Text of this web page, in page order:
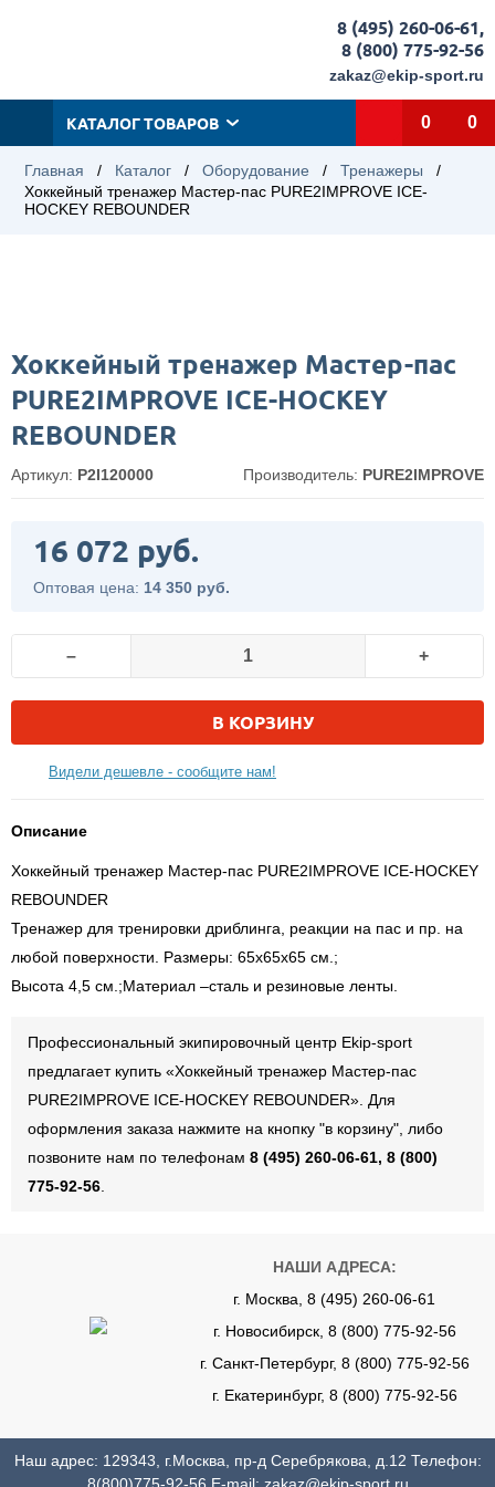
8 (495) 260-06-61,
8 (800) 775-92-56
zakaz@ekip-sport.ru
КАТАЛОГ ТОВАРОВ 0 0
Главная / Каталог / Оборудование / Тренажеры
/
Хоккейный тренажер Мастер-пас PURE2IMPROVE ICE-
HOCKEY REBOUNDER
Хоккейный тренажер Мастер-пас
PURE2IMPROVE ICE-HOCKEY
REBOUNDER
Артикул: P2I120000 Производитель: PURE2IMPROVE
16 072 руб.
Оптовая цена: 14 350 руб.
– +
В КОРЗИНУ
Видели дешевле - сообщите нам!
Описание
Хоккейный тренажер Мастер-пас PURE2IMPROVE ICE-HOCKEY
REBOUNDER
Тренажер для тренировки дриблинга, реакции на пас и пр. на
любой поверхности. Размеры: 65х65х65 см.;
Высота 4,5 см.;Материал –сталь и резиновые ленты.
Профессиональный экипировочный центр Ekip-sport
предлагает купить «Хоккейный тренажер Мастер-пас
PURE2IMPROVE ICE-HOCKEY REBOUNDER». Для
оформления заказа нажмите на кнопку "в корзину", либо
позвоните нам по телефонам 8 (495) 260-06-61, 8 (800)
775-92-56
НАШИ АДРЕСА:
г. Москва, 8 (495) 260-06-61
г. Новосибирск, 8 (800) 775-92-56
г. Санкт-Петербург, 8 (800) 775-92-56
г. Екатеринбург, 8 (800) 775-92-56
Наш адрес: 129343, г.Москва, пр-д Серебрякова, д.12 Телефон:
8(800)775-92-56 E-mail: zakaz@ekip-sport.ru